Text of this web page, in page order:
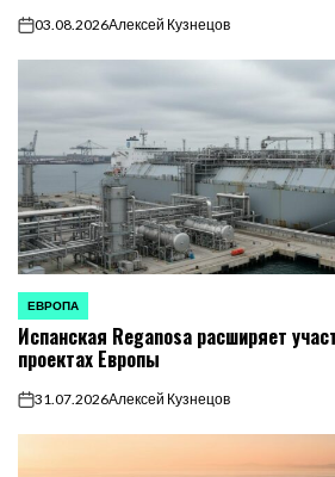
on03.08.2026Алексей Кузнецов
ОПУБЛИКОВАНО
В
ЕВРОПА
Испанская Reganosa расширяет
проектах Европы
on31.07.2026Алексей Кузнецов